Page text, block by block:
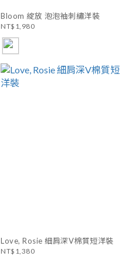
Bloom 綻放 泡泡袖刺繡洋裝
NT$1,980
Love, Rosie 細肩深V棉質短洋裝
NT$1,380